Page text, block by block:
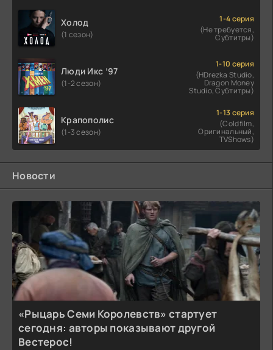
Холод
(1 сезон)
1-4 серия
(Не требуется,
Субтитры)
Люди Икс ’97
(1-2 сезон)
1-10 серия
(HDrezka Studio,
Dragon Money
Studio, Субтитры)
Крапополис
(1-3 сезон)
1-13 серия
(Coldfilm,
Оригинальный,
TVShows)
Новости
«Рыцарь Семи Королевств» стартует
сегодня: авторы показывают другой
Вестерос!